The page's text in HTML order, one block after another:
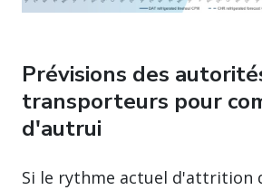
Prévisions des
transporteurs pour
d'autrui
Si le rythme actuel d'attrition